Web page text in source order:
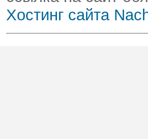
Хостинг сайта